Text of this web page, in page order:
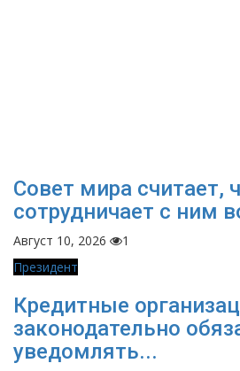
Совет мира считает,
сотрудничает с ним
Август 10, 2026
1
Президент
Кредитные
законодательно
уведомлять...